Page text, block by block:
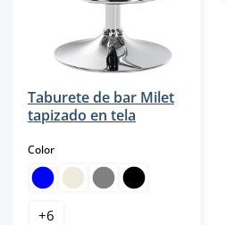
Taburete de bar Milet
tapizado en tela
Colorselect
+6